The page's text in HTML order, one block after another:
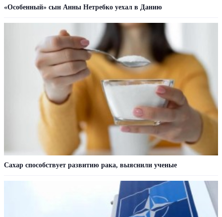
«Особенный» сын Анны Нетребко уехал в Данию
Сахар cпособствует развитию рака, выяснили ученые